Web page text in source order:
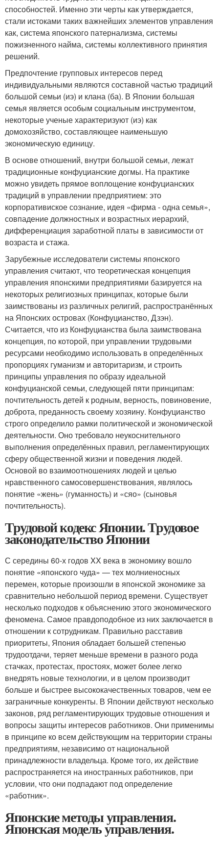
способностей. Именно эти черты как утверждается,
стали истоками таких важнейших элементов управления
как, система японского патернализма, системы
пожизненного найма, системы коллективного принятия
решений.
Предпочтение групповых интересов перед
индивидуальными являются составной частью традиций
большой семьи (иэ) и клана (ба). В Японии большая
семья является особым социальным инструментом,
некоторые ученые характеризуют (иэ) как
домохозяйство, составляющее наименьшую
экономическую единицу.
В основе отношений, внутри большой семьи, лежат
традиционные конфуцианские догмы. На практике
можно увидеть прямое воплощение конфуцианских
традиций в управлении предприятием: это
корпоративиское сознание, идея «фирма - одна семья»,
совпадение должностных и возрастных иерархий,
дифференциация заработной платы в зависимости от
возраста и стажа.
Зарубежные исследователи системы японского
управления считают, что теоретическая концепция
управления японскими предприятиями базируется на
некоторых религиозных принципах, которые были
заимствованы из различных религий, распространённых
на Японских островах (Конфуцианство, Дзэн).
Считается, что из Конфуцианства была заимствована
концепция, по которой, при управлении трудовыми
ресурсами необходимо использовать в определённых
пропорциях гуманизм и авторитаризм, и строить
принципы управления по образу идеальной
конфуцианской семьи, следующей пяти принципам:
почтительность детей к родным, верность, повиновение,
доброта, преданность своему хозяину. Конфуцианство
строго определило рамки политической и экономической
деятельности. Оно требовало неукоснительного
выполнения определённых правил, регламентирующих
сферу общественной жизни и поведения людей.
Основой во взаимоотношениях людей и целью
нравственного самосовершенствования, являлось
понятие «жень» (гуманность) и «сяо» (сыновья
почтительность).
Трудовой кодекс Японии. Трудовое
законодательство Японии
С середины 60-х годов XX века в экономику вошло
понятие «японского чуда» — тех молниеносных
перемен, которые произошли в японской экономике за
сравнительно небольшой период времени. Существует
несколько подходов к объяснению этого экономического
феномена. Самое правдоподобное из них заключается в
отношении к сотрудникам. Правильно расставив
приоритеты, Япония обладает большей степенью
трудоотдачи, теряет меньше времени в разного рода
стачках, протестах, простоях, может более легко
внедрять новые технологии, и в целом производит
больше и быстрее высококачественных товаров, чем ее
заграничные конкуренты. В Японии действуют несколько
законов, ряд регламентирующих трудовые отношения и
вопросы защиты интересов работников. Они применимы
в принципе ко всем действующим на территории страны
предприятиям, независимо от национальной
принадлежности владельца. Кроме того, их действие
распространяется на иностранных работников, при
условии, что они подпадают под определение
«работник».
Японские методы управления.
Японская модель управления.